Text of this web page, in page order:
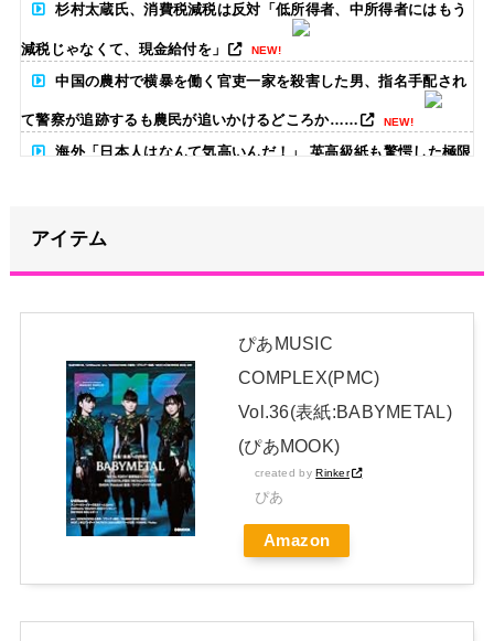
杉村太蔵氏、消費税減税は反対「低所得者、中所得者にはもう
減税じゃなくて、現金給付を」 NEW!
中国の農村で横暴を働く官吏一家を殺害した男、指名手配され
て警察が追跡するも農民が追いかけるどころか…… NEW!
海外「日本人はなんて気高いんだ！」 英高級紙も驚愕した極限
【画像】たぬき系女優はやっぱええな NEW!
期別のあやてぃーへのメッセージがコチラ！！！【乃木坂46】
NEW!
日本独自企画・限定生産盤「METAL FORTH (DELUXE
JAPAN EDITION)」着弾
【BABYMETAL】METAL FORTH DELUXE JAPAN EDITION
開封レビュー!
アイテム
ぴあMUSIC
COMPLEX(PMC)
Vol.36(表紙:BABYMETAL)
(ぴあMOOK)
created byRinker
ぴあ
Amazon